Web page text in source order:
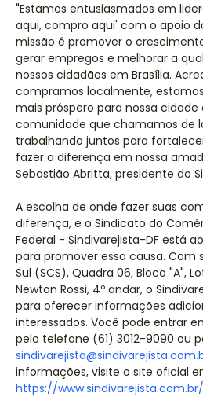
"Estamos entusiasmados em
aqui, compro aqui' com o apoio
missão é promover o
gerar empregos e melhorar a
nossos cidadãos em Brasília.
compramos localmente,
mais próspero para nossa
comunidade que chamamos de
trabalhando juntos para
fazer a diferença em nossa
Sebastião Abritta, presidente do
A escolha de onde fazer suas
diferença, e o Sindicato do
Federal - Sindivarejista-DF está
para promover essa causa. Com
Sul (SCS), Quadra 06, Bloco "A",
Newton Rossi, 4º andar, o
para oferecer informações
interessados. Você pode entrar
pelo telefone (61) 3012-9090 ou
informações, visite o site oficial
https://www.sindivarejista.com.br/